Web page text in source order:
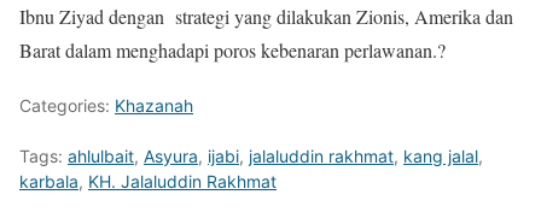
Ibnu Ziyad dengan strategi yang dilakukan Zionis, Amerika dan
Barat dalam menghadapi poros kebenaran perlawanan.?
Categories: Khazanah
Tags: ahlulbait, Asyura, ijabi, jalaluddin rakhmat, kang jalal,
karbala, KH. Jalaluddin Rakhmat